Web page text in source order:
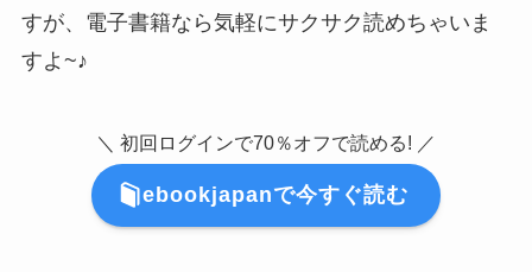
すが、電子書籍なら気軽にサクサク読めちゃいま
すよ~♪
＼ 初回ログインで70％オフで読める! ／
ebookjapanで今すぐ読む